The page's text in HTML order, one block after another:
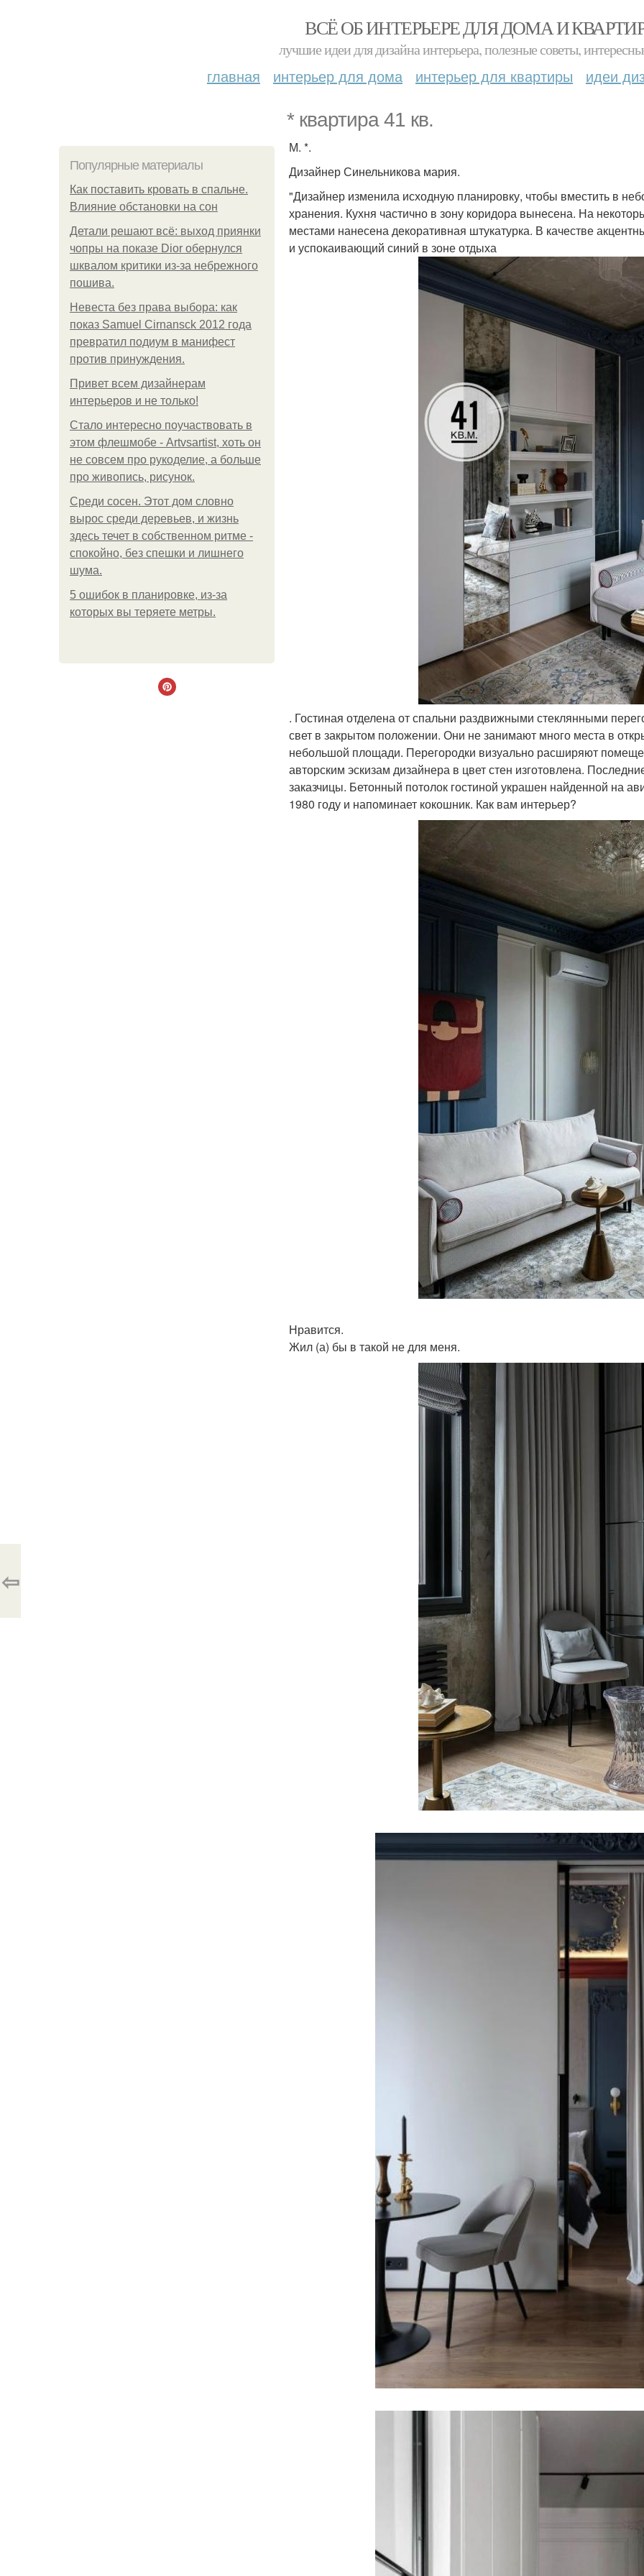
ВСЁ ОБ ИНТЕРЬЕРЕ ДЛЯ ДОМА И
лучшие идеи для дизайна интерьера, полезные советы,
главная интерьер для дома интерьер для квартиры идеи
* квартира 41 кв.
Популярные материалы
Как поставить кровать в спальне.
Влияние обстановки на сон
Детали решают всё: выход приянки
чопры на показе Dior обернулся
шквалом критики из-за небрежного
пошива.
Невеста без права выбора: как
показ Samuel Cirnansck 2012 года
превратил подиум в манифест
против принуждения.
Привет всем дизайнерам
интерьеров и не только!
Стало интересно поучаствовать в
этом флешмобе - Artvsartist, хоть он
не совсем про рукоделие, а больше
про живопись, рисунок.
Среди сосен. Этот дом словно
вырос среди деревьев, и жизнь
здесь течет в собственном ритме -
спокойно, без спешки и лишнего
шума.
5 ошибок в планировке, из-за
которых вы теряете метры.
М. *.
Дизайнер Синельникова мария.
"Дизайнер изменила исходную планировку, чтобы вместить в
хранения. Кухня частично в зону коридора вынесена. На
местами нанесена декоративная штукатурка. В качестве
и успокаивающий синий в зоне отдыха
. Гостиная отделена от спальни раздвижными стеклянными
свет в закрытом положении. Они не занимают много места в
небольшой площади. Перегородки визуально расширяют
авторским эскизам дизайнера в цвет стен изготовлена.
заказчицы. Бетонный потолок гостиной украшен найденной на
1980 году и напоминает кокошник. Как вам интерьер?
Нравится.
Жил (а) бы в такой не для меня.
⇦